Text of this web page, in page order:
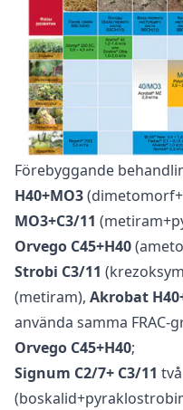
Förebyggande
H40+MO3
MO3+C3/11
Orvego C45+H40
Strobi C3/11
(metiram), Akrobat
använda samma
Orvego C45+H40;
Signum C2/7+ C3/11